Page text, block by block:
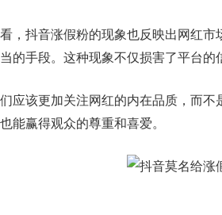
，抖音涨假粉的现象也反映出网红
的手段。这种现象不仅损害了平台的
应该更加关注网红的内在品质，而
能赢得观众的尊重和喜爱。